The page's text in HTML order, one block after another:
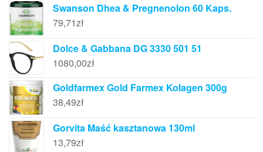
Swanson Dhea & Pregnenolon 60 Kaps.
79,71zł
Dolce & Gabbana DG 3330 501 51
1080,00zł
Goldfarmex Gold Farmex Kolagen 300g
38,49zł
Gorvita Maść kasztanowa 130ml
13,79zł